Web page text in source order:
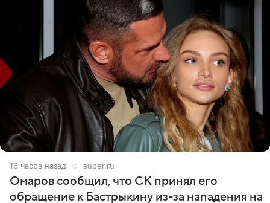
16 часов назад super.ru
Омаров сообщил, что СК принял его
обращение к Бастрыкину из-за нападения на